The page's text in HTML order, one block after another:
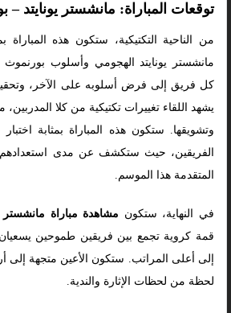
توقعات المباراة: مانشستر يونايتد –
من الناحية التكتيكية، ستكون هذه
مانشستر يونايتد الهجومي وأسلوب
كل فريق إلى فرض أسلوبه على الآخر،
يشهد اللقاء تغييرات تكتيكية من كلا المدربين،
وتشويقها. ستكون هذه المباراة بمثابة
الفريقين، حيث ستكشف عن مدى استعدادهم
المتقدمة هذا الموسم.
في النهاية، ستكون مشاهدة مباراة مانشستر
قمة كروية تجمع بين فريقين طموحين
إلى أعلى المراتب. ستكون الأعين متجهة إلى
لحظة من لحظات الإثارة والندية.